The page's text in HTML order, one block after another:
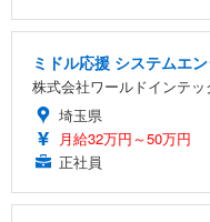
ミドル応援 システムエ
株式会社ワールドインテ
埼玉県
月給32万円～50万円
正社員